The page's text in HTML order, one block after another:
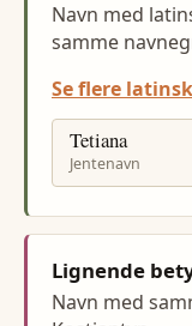
Navn med
samme
Se flere
Tetiana
Jentenavn
Lignende
Navn med